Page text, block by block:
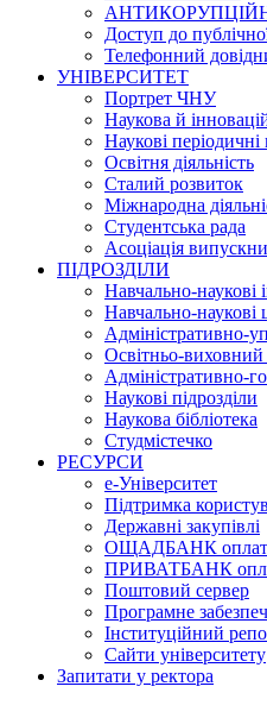
Доступ до
Телефонний
УНІВЕРСИТЕТ
Портрет ЧНУ
Наукова й
Наукові
Освітня діяльність
Сталий розвиток
Міжнародна
Студентська рада
Асоціація
ПІДРОЗДІЛИ
Навчально-наукові
Навчально-наукові
Адміністративно-
Освітньо-
Адміністративно-
Наукові підрозділи
Наукова бібліотека
Студмістечко
РЕСУРСИ
е-Університет
Підтримка
Державні закупівлі
ОЩАДБАНК
ПРИВАТБАНК
Поштовий сервер
Програмне
Інституційний
Сайти університету
Запитати у ректора